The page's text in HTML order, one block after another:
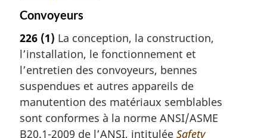
Convoyeurs
226 (1) La conception, la construction,
l’installation, le fonctionnement et
l’entretien des convoyeurs, bennes
suspendues et autres appareils de
manutention des matériaux semblables
sont conformes à la norme ANSI/ASME
B20.1-2009 de l’ANSI, intitulée Safety